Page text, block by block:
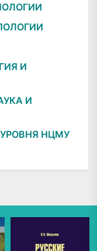
И
И
НЦМУ